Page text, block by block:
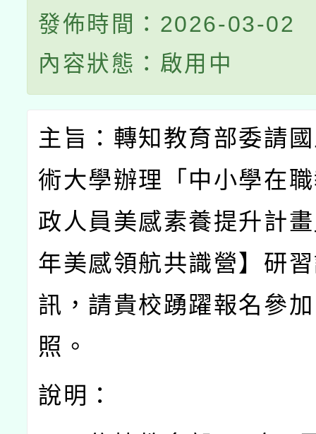
發佈時間：2026-03-02
內容狀態：啟用中
主旨：轉知教育部委請
術大學辦理「中小學在
政人員美感素養提升計
年美感領航共識營】研
訊，請貴校踴躍報名參
照。
說明：